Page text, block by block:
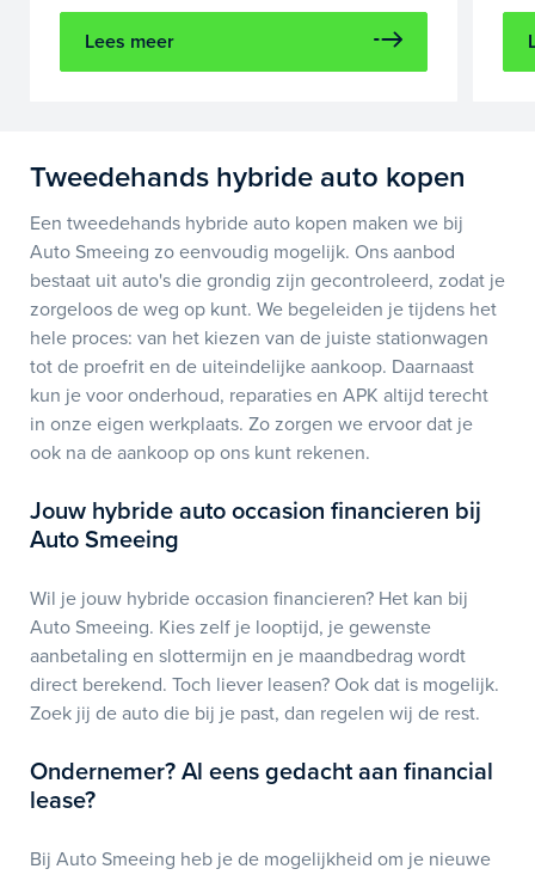
Lees meer
Tweedehands hybride auto kopen
Een tweedehands hybride auto kopen maken we bij
Auto Smeeing zo eenvoudig mogelijk. Ons aanbod
bestaat uit auto's die grondig zijn gecontroleerd, zodat je
zorgeloos de weg op kunt. We begeleiden je tijdens het
hele proces: van het kiezen van de juiste stationwagen
tot de proefrit en de uiteindelijke aankoop. Daarnaast
kun je voor onderhoud, reparaties en APK altijd terecht
in onze eigen werkplaats. Zo zorgen we ervoor dat je
ook na de aankoop op ons kunt rekenen.
Jouw hybride auto occasion financieren bij
Auto Smeeing
Wil je jouw hybride occasion financieren? Het kan bij
Auto Smeeing. Kies zelf je looptijd, je gewenste
aanbetaling en slottermijn en je maandbedrag wordt
direct berekend. Toch liever leasen? Ook dat is mogelijk.
Zoek jij de auto die bij je past, dan regelen wij de rest.
Ondernemer? Al eens gedacht aan financial
lease?
Bij Auto Smeeing heb je de mogelijkheid om je nieuwe